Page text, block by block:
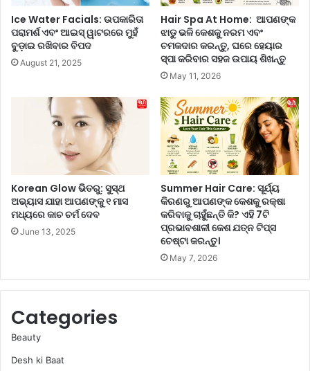
କ
ର
ନ୍ତୁ
କ
ସ୍ୱ
ତ
ନ୍ତ୍ର
ମା
ଛ
ତ
ର
ପ୍ର
ସ୍ତୁ
କ
ର
।
Ice Water Facials: ଉପକାରିତା
ପରାମର୍ଶ ଏବଂ ଆଇସ୍ ୱାଟରରେ ମୁହଁ
ବୁଡ଼ାଇ ରଖିବାର ବିପଦ
August 21, 2025
Hair Spa At Home: ଆପଣଙ୍କ
ଝାଡୁ ଭଳି କେଶକୁ ନରମ ଏବଂ
ଚମକଦାର କରନ୍ତୁ, ଘରେ ହେୟାର
ସ୍ପା କରିବାର ସହଜ ଉପାୟ ଶିଖନ୍ତୁ
May 11, 2026
Korean Glow ଭିତରୁ: ସୁସ୍ଥ
ଅଭ୍ୟାସ ଯାହା ଆପଣଙ୍କୁ ୧ ମାସ
ମଧ୍ୟରେ କାଚ ଚର୍ମ ଦେବ
June 13, 2025
Summer Hair Care: ସୂର୍ଯ୍ୟ
କିରଣରୁ ଆପଣଙ୍କ କେଶକୁ ରକ୍ଷା
କରିବାକୁ ଚାହୁଁଛନ୍ତି କି? ଏହି 7ଟି
ପ୍ରଭାବଶାଳୀ କେଶ ଯତ୍ନ ଟିପ୍ସ
ଚେଷ୍ଟା କରନ୍ତୁ।
May 7, 2026
Categories
Beauty
Desh ki Baat